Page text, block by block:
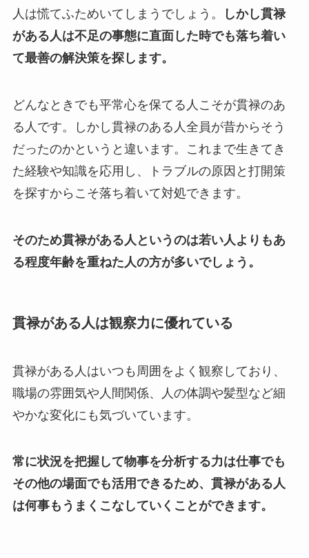
人は慌てふためいてしまうでしょう。
しかし貫禄
がある人は不足の事態に直面した時でも落ち着い
て最善の解決策を探します。
どんなときでも平常心を保てる人こそが貫禄のあ
る人です。しかし貫禄のある人全員が昔からそう
だったのかというと違います。これまで生きてき
た経験や知識を応用し、トラブルの原因と打開策
を探すからこそ落ち着いて対処できます。
そのため貫禄がある人というのは若い人よりもあ
る程度年齢を重ねた人の方が多いでしょう。
貫禄がある人は観察力に優れている
貫禄がある人はいつも周囲をよく観察しており、
職場の雰囲気や人間関係、人の体調や髪型など細
やかな変化にも気づいています。
常に状況を把握して物事を分析する力は仕事でも
その他の場面でも活用できるため、貫禄がある人
は何事もうまくこなしていくことができます。